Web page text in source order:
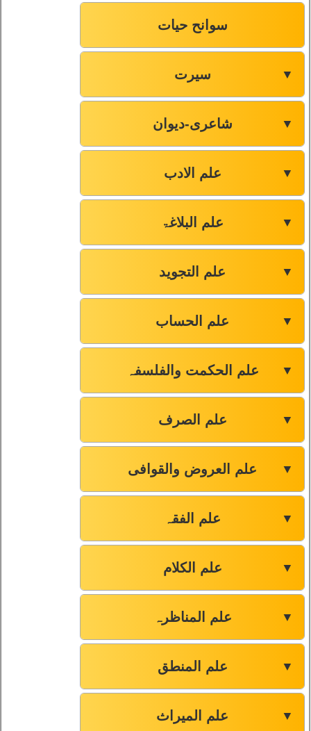
سوانح حیات
سیرت ▼
شاعری-دیوان ▼
علم الادب ▼
علم البلاغۃ ▼
علم التجوید ▼
علم الحساب ▼
علم الحکمت والفلسفہ ▼
علم الصرف ▼
علم العروض والقوافی ▼
علم الفقہ ▼
علم الکلام ▼
علم المناظرہ ▼
علم المنطق ▼
علم المیراث ▼